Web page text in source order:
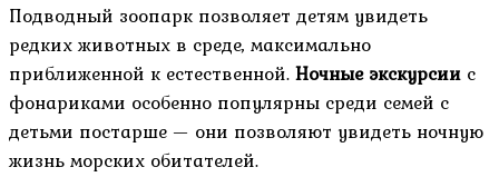
Подводный зоопарк позволяет детям увидеть
редких животных в среде, максимально
приближенной к естественной.Ночные экскурсии с
фонариками особенно популярны среди семей с
детьми постарше — они позволяют увидеть ночную
жизнь морских обитателей.